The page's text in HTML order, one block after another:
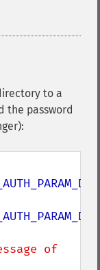
to a
the password
of